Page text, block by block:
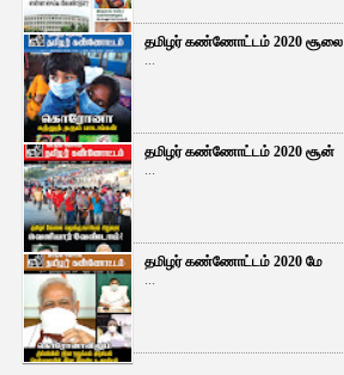
தமிழர் கண்ணோட்டம் 2020 சூலை
...
தமிழர் கண்ணோட்டம் 2020 சூன்
...
தமிழர் கண்ணோட்டம் 2020 மே
...